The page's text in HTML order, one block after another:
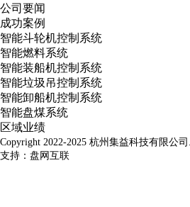
公司要闻
成功案例
智能斗轮机控制系统
智能燃料系统
智能装船机控制系统
智能垃圾吊控制系统
智能卸船机控制系统
智能盘煤系统
区域业绩
Copyright 2022-2025 杭州集益科技有限公司.
支持：盘网互联